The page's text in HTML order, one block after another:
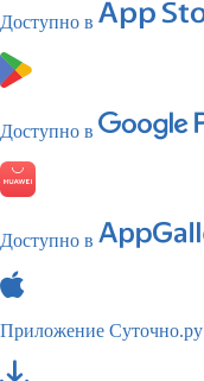
Доступно в
Доступно в
Доступно в
Приложение Суточно.ру